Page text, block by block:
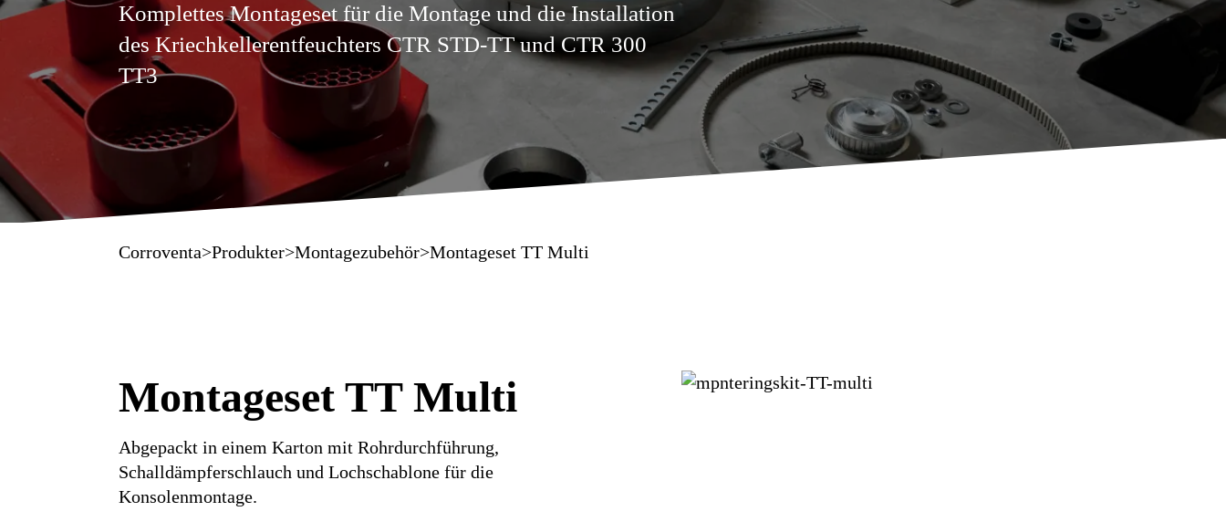
Komplettes Montageset für die Montage und die Installation
des Kriechkellerentfeuchters CTR STD-TT und CTR 300
TT3
Corroventa>Produkter>Montagezubehör>Montageset TT Multi
Montageset TT Multi
Abgepackt in einem Karton mit Rohrdurchführung,
Schalldämpferschlauch und Lochschablone für die
Konsolenmontage.